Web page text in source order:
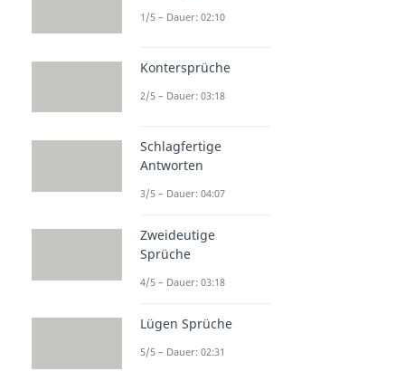
1/5 – Dauer: 02:10
Kontersprüche
2/5 – Dauer: 03:18
Schlagfertige
Antworten
3/5 – Dauer: 04:07
Zweideutige
Sprüche
4/5 – Dauer: 03:18
Lügen Sprüche
5/5 – Dauer: 02:31